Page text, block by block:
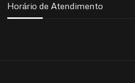
Horário de Atendimento